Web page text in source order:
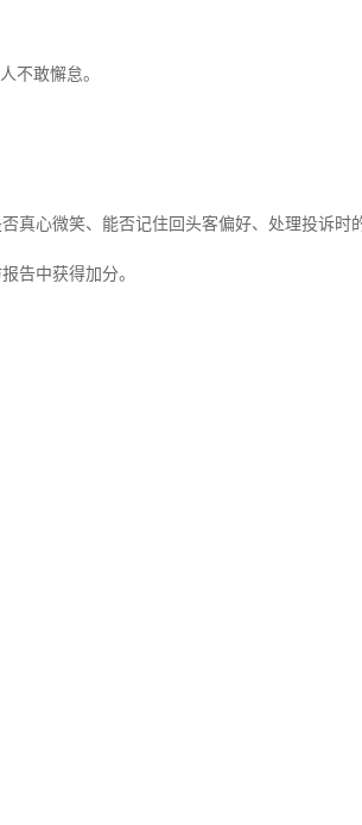
不敢懈怠。
心微笑、能否记住回头客偏好、处理投诉时
告中获得加分。